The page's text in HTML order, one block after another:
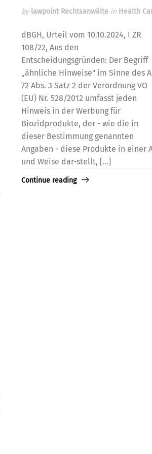
by lawpoint Rechtsanwälte in Health
dBGH, Urteil vom 10.10.2024, I ZR
108/22, Aus den
Entscheidungsgründen: Der Begriff
„ähnliche Hinweise" im Sinne des
72 Abs. 3 Satz 2 der Verordnung VO
(EU) Nr. 528/2012 umfasst jeden
Hinweis in der Werbung für
Biozidprodukte, der - wie die in
dieser Bestimmung genannten
Angaben - diese Produkte in einer
und Weise dar-stellt, [...]
Continue reading